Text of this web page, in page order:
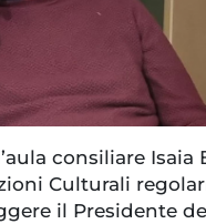
consiliare Isaia
Culturali
il Presidente